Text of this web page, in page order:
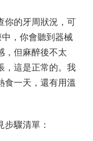
你的牙周狀況，可
，你會聽到器械
，但麻醉後不太
，這是正常的。我
食一天，還有用溫
驟清單：